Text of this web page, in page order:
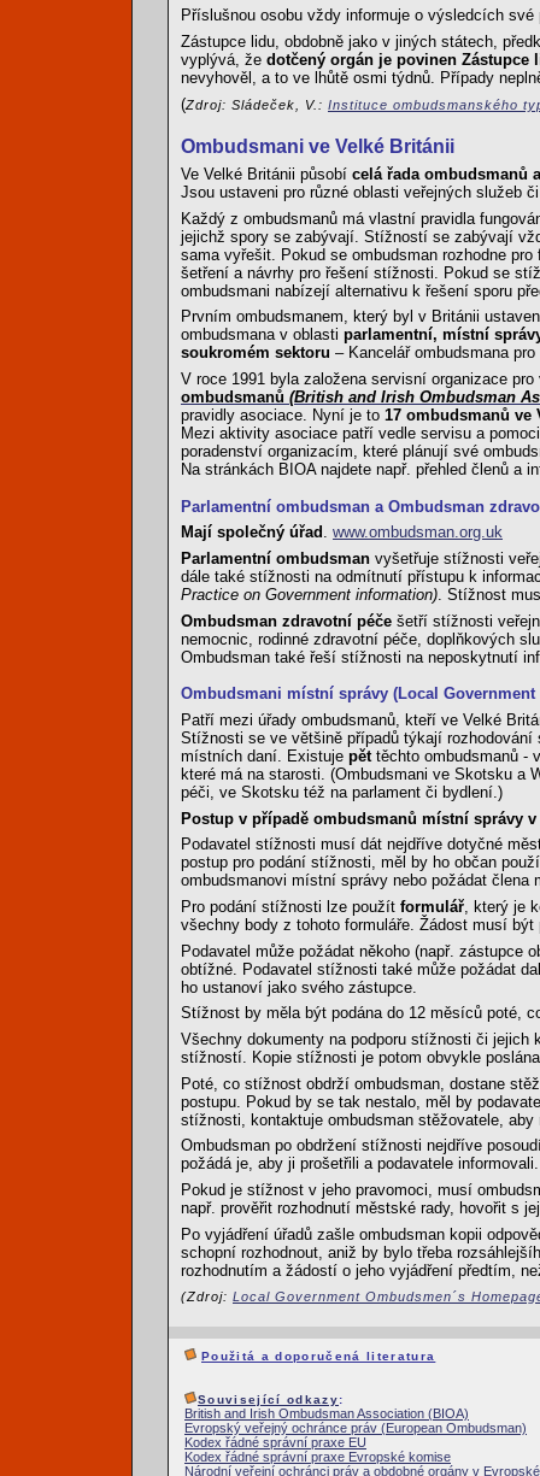
Příslušnou osobu vždy informuje o výsledcích
Zástupce lidu, obdobně jako v jiných státech,
vyplývá, že dotčený orgán je povinen Zástupce
nevyhověl, a to ve lhůtě osmi týdnů. Případy
(Zdroj: Sládeček, V.: Instituce ombudsmanského
Ombudsmani ve Velké Británii
Ve Velké Británii působí celá řada ombudsmanů
Jsou ustaveni pro různé oblasti veřejných služeb
Každý z ombudsmanů má vlastní pravidla
jejichž spory se zabývají. Stížností se zabývají
sama vyřešit. Pokud se ombudsman rozhodne
šetření a návrhy pro řešení stížnosti. Pokud se
ombudsmani nabízejí alternativu k řešení sporu
Prvním ombudsmanem, který byl v Británii
ombudsmana v oblasti parlamentní, místní
soukromém sektoru – Kancelář ombudsmana
V roce 1991 byla založena servisní organizace
ombudsmanů (British and Irish Ombudsman
pravidly asociace. Nyní je to 17 ombudsmanů
Mezi aktivity asociace patří vedle servisu a
poradenství organizacím, které plánují své
Na stránkách BIOA najdete např. přehled členů
Parlamentní ombudsman a Ombudsman
Mají společný úřad . www.ombudsman.org.uk
Parlamentní ombudsman vyšetřuje stížnosti
dále také stížnosti na odmítnutí přístupu k
Practice on Government information). Stížnost
Ombudsman zdravotní péče šetří stížnosti
nemocnic, rodinné zdravotní péče, doplňkových
Ombudsman také řeší stížnosti na neposkytnutí
Ombudsmani místní správy (Local Government
Patří mezi úřady ombudsmanů, kteří ve Velké
Stížnosti se ve většině případů týkají
místních daní. Existuje pět těchto ombudsmanů -
které má na starosti. (Ombudsmani ve Skotsku
péči, ve Skotsku též na parlament či bydlení.)
Postup v případě ombudsmanů místní správy
Podavatel stížnosti musí dát nejdříve dotyčné
postup pro podání stížnosti, měl by ho občan
ombudsmanovi místní správy nebo požádat
Pro podání stížnosti lze použít formulář , který je
všechny body z tohoto formuláře. Žádost musí být
Podavatel může požádat někoho (např. zástupce
obtížné. Podavatel stížnosti také může požádat
ho ustanoví jako svého zástupce.
Stížnost by měla být podána do 12 měsíců poté,
Všechny dokumenty na podporu stížnosti či jejich
stížností. Kopie stížnosti je potom obvykle
Poté, co stížnost obdrží ombudsman, dostane
postupu. Pokud by se tak nestalo, měl by
stížnosti, kontaktuje ombudsman stěžovatele,
Ombudsman po obdržení stížnosti nejdříve
požádá je, aby ji prošetřili a podavatele informovali.
Pokud je stížnost v jeho pravomoci, musí
např. prověřit rozhodnutí městské rady, hovořit s
Po vyjádření úřadů zašle ombudsman kopii
schopní rozhodnout, aniž by bylo třeba
rozhodnutím a žádostí o jeho vyjádření předtím,
(Zdroj: Local Government Ombudsmen´s
Použitá a doporučená literatura
Související odkazy:
British and Irish Ombudsman Association (BIOA)
Evropský veřejný ochránce práv (European Ombudsman)
Kodex řádné správní praxe EU
Kodex řádné správní praxe Evropské komise
Národní veřejní ochránci práv a obdobné orgány v